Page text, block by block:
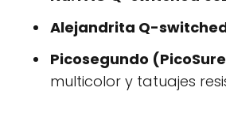
Alejandrita Q-
Picosegundo
multicolor y tatuajes